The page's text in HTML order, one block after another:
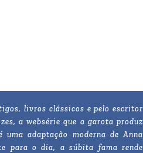
livros clássicos e pelo escritor
a websérie que a garota produz
uma adaptação moderna de Anna
para o dia, a súbita fama rende